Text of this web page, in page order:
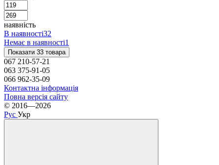
наявність
В наявності32
Немає в наявності1
Показати 33 товара
067 210-57-21
063 375-91-05
066 962-35-09
Контактна інформація
Повна версія сайту
© 2016—2026
Рус Укр